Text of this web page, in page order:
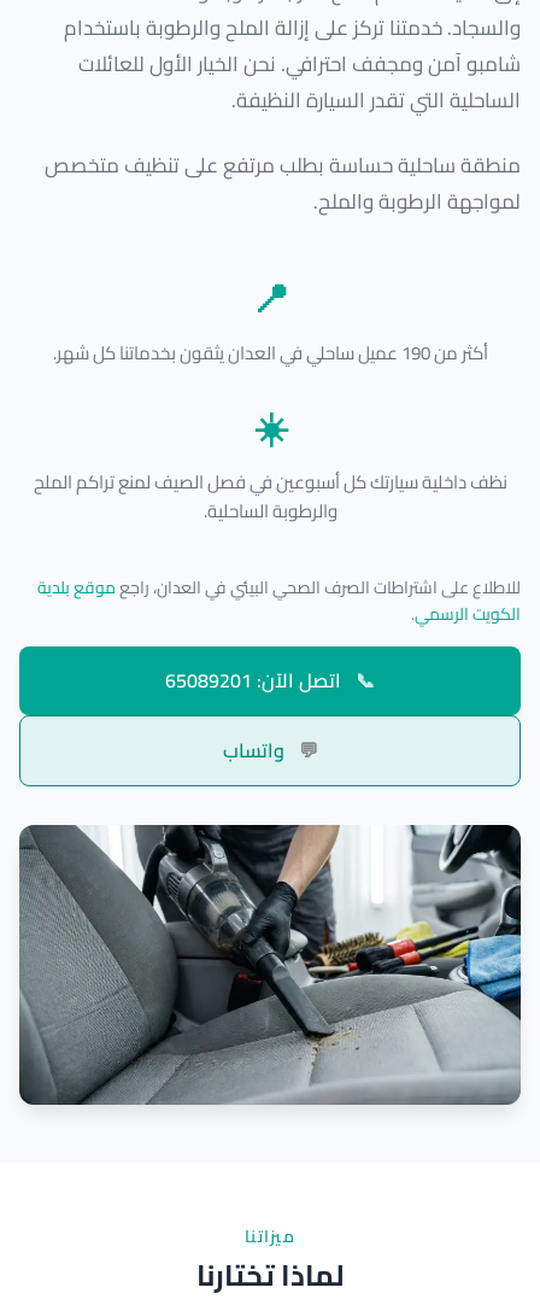
والسجاد. خدمتنا تركز على إزالة الملح والرطوبة باستخدام
شامبو آمن ومجفف احترافي. نحن الخيار الأول للعائلات
الساحلية التي تقدر السيارة النظيفة.
منطقة ساحلية حساسة بطلب مرتفع على تنظيف متخصص
لمواجهة الرطوبة والملح.
📍
أكثر من 190 عميل ساحلي في العدان يثقون بخدماتنا كل شهر.
☀️
نظف داخلية سيارتك كل أسبوعين في فصل الصيف لمنع تراكم الملح
والرطوبة الساحلية.
للاطلاع على اشتراطات الصرف الصحي البيئي في العدان، راجعموقع بلدية
الكويت الرسمي.
📞 اتصل الآن: 65089201
💬 واتساب
ميزاتنا
لماذا تختارنا